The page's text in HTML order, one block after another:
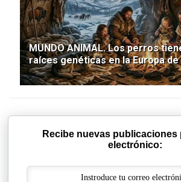
MUNDO ANIMAL. Los perros
raíces genéticas en la Europa
Recibe nuevas publicaciones
electrónico: